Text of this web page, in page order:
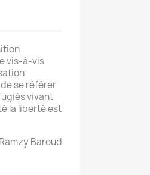
vis‑à‑vis
se référer
vivant
la liberté est
Baroud